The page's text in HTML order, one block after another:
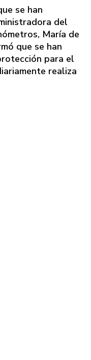
se han
del
María de
que se han
para el
realiza